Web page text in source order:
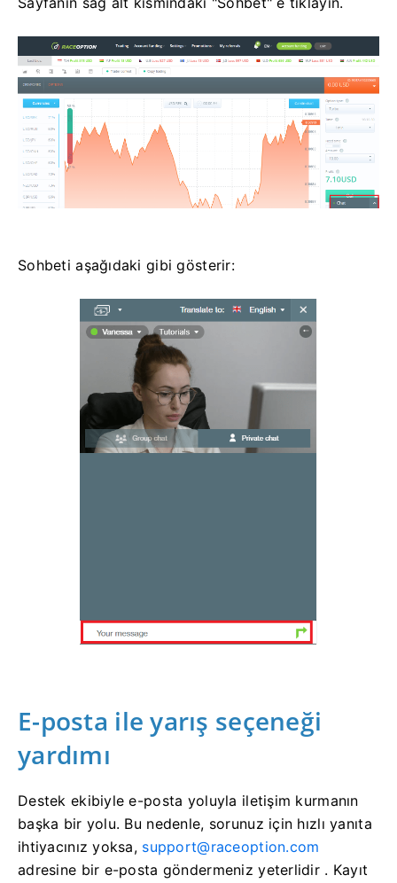
Sohbeti aşağıdaki gibi gösterir:
E-posta ile yarış seçeneği
yardımı
Destek ekibiyle e-posta yoluyla iletişim kurmanın
başka bir yolu. Bu nedenle, sorunuz için hızlı yanıta
ihtiyacınız yoksa, support@raceoption.com
adresine bir e-posta göndermeniz yeterlidir . Kayıt